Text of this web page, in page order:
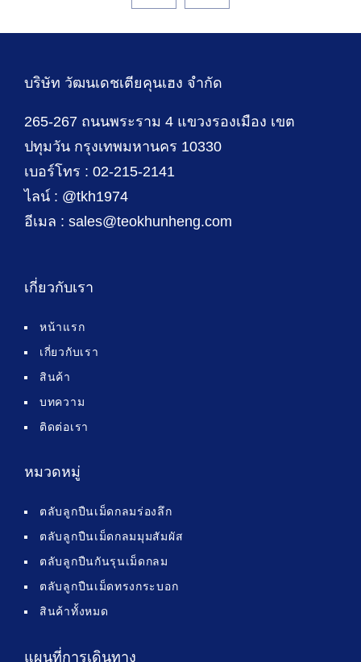
บริษัท วัฒนเดชเตียคุนเฮง จำกัด
265-267 ถนนพระราม 4 แขวงรองเมือง เขต
ปทุมวัน กรุงเทพมหานคร 10330
เบอร์โทร : 02-215-2141
ไลน์ : @tkh1974
อีเมล : sales@teokhunheng.com
เกี่ยวกับเรา
หน้าแรก
เกี่ยวกับเรา
สินค้า
บทความ
ติดต่อเรา
หมวดหมู่
ตลับลูกปืนเม็ดกลมร่องลึก
ตลับลูกปืนเม็ดกลมมุมสัมผัส
ตลับลูกปืนกันรุนเม็ดกลม
ตลับลูกปืนเม็ดทรงกระบอก
สินค้าทั้งหมด
แผนที่การเดินทาง